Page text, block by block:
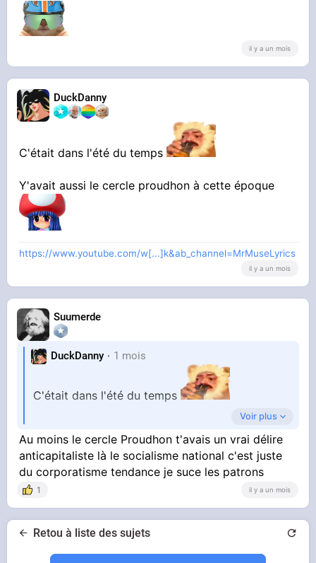
il y a un mois
DuckDanny
C'était dans l'été du temps
Y'avait aussi le cercle proudhon à cette époque
https://www.youtube.com/w[...]k&ab_channel=MrMuseLyrics
il y a un mois
Suumerde
DuckDanny 1 mois
C'était dans l'été du temps
Y'avait aussi le cercle proudhon à cette époque
Voir plus
Au moins le cercle Proudhon t'avais un vrai délire
anticapitaliste là le socialisme national c'est juste
du corporatisme tendance je suce les patrons
1 il y a un mois
Retou à liste des sujets